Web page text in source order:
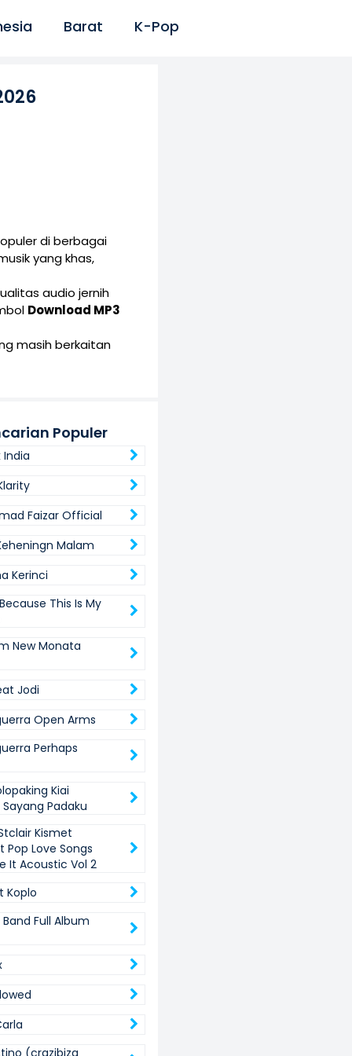
Barat K-Pop
di berbagai
yang khas,
audio jernih
Download MP3
masih berkaitan
Populer
India
Faizar Official
Malam
Kerinci
This Is My
New Monata
Jodi
Open Arms
Perhaps
Kiai
Padaku
Kismet
Pop Love Songs
It Acoustic Vol 2
Koplo
Band Full Album
(crazibiza